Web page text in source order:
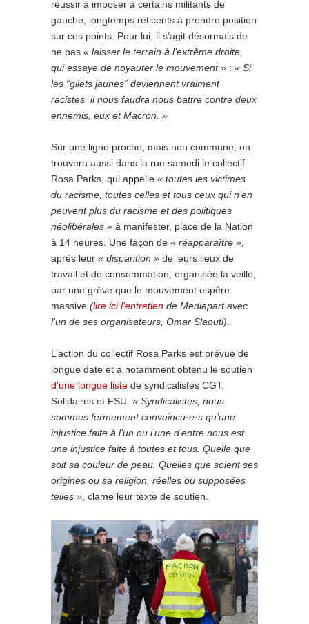
réussir à imposer à certains militants de
gauche, longtemps réticents à prendre position
sur ces points. Pour lui, il s’agit désormais de
ne pas « laisser le terrain à l’extrême droite,
qui essaye de noyauter le mouvement » : « Si
les “gilets jaunes” deviennent vraiment
racistes, il nous faudra nous battre contre deux
ennemis, eux et Macron. »
Sur une ligne proche, mais non commune, on
trouvera aussi dans la rue samedi le collectif
Rosa Parks, qui appelle « toutes les victimes
du racisme, toutes celles et tous ceux qui n’en
peuvent plus du racisme et des politiques
néolibérales » à manifester, place de la Nation
à 14 heures. Une façon de « réapparaître »
après leur « disparition » de leurs lieux de
travail et de consommation, organisée la veille,
par une grève que le mouvement espère
massive (lire ici l’entretien de Mediapart avec
l’un de ses organisateurs, Omar Slaouti)
L’action du collectif Rosa Parks est prévue de
longue date et a notamment obtenu le soutien
d’une longue liste de syndicalistes CGT,
Solidaires et FSU. « Syndicalistes, nous
sommes fermement convaincu·e·s qu’une
injustice faite à l’un ou l’une d’entre nous est
une injustice faite à toutes et tous. Quelle que
soit sa couleur de peau. Quelles que soient ses
origines ou sa religion, réelles ou supposées
telles » , clame leur texte de soutien.